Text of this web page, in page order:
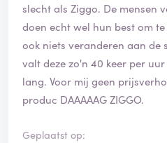
zeker als je zoals wij een
Het heeft 1 voordeel. Je kan
slecht als Ziggo. De mensen
doen echt wel hun best om
ook niets veranderen aan de
valt deze zo'n 40 keer per
lang. Voor mij geen
produc DAAAAAG ZIGGO.
Geplaatst op: